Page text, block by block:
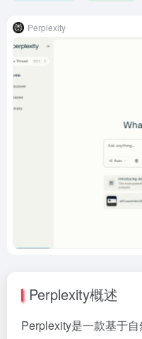
Perplexity
Perplexity概述
Perplexity是一款基于